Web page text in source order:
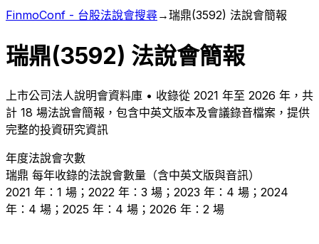
FinmoConf - 台股法說會搜尋→瑞鼎(3592) 法說會簡報
瑞鼎(3592) 法說會簡報
上市公司法人說明會資料庫 • 收錄從 2021 年至 2026 年，共
計 18 場法說會簡報，包含中英文版本及會議錄音檔案，提供
完整的投資研究資訊
年度法說會次數
瑞鼎 每年收錄的法說會數量（含中英文版與音訊）
2021 年：1 場；2022 年：3 場；2023 年：4 場；2024
年：4 場；2025 年：4 場；2026 年：2 場